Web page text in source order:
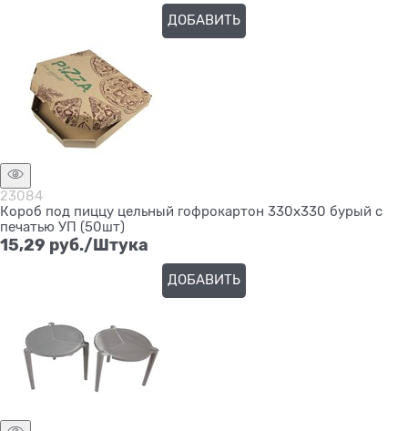
ДОБАВИТЬ
23084
Короб под пиццу цельный гофрокартон 330х330 бурый с
печатью УП (50шт)
15,29 руб./Штука
ДОБАВИТЬ